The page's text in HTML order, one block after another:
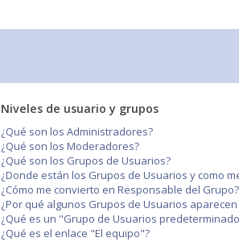
Niveles de usuario y grupos
¿Qué son los Administradores?
¿Qué son los Moderadores?
¿Qué son los Grupos de Usuarios?
¿Donde están los Grupos de Usuarios y como
¿Cómo me convierto en Responsable del Grupo?
¿Por qué algunos Grupos de Usuarios
¿Qué es un "Grupo de Usuarios
¿Qué es el enlace "El equipo"?